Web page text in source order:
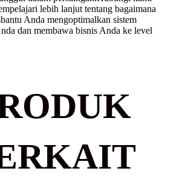
lebih lanjut tentang bagaimana
Anda mengoptimalkan sistem
dan membawa bisnis Anda ke level